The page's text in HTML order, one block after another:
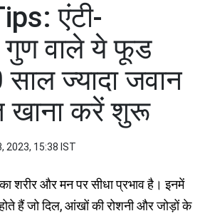
एंटी-
गुण वाले ये फूड
ज्यादा जवान
खाना करें शुरू
2023, 15:38 IST
शरीर और मन पर सीधा प्रभाव है। इनमें
हैं जो दिल, आंखों की रोशनी और जोड़ों के